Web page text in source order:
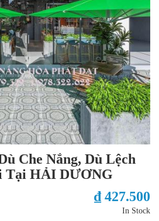
Che Nắng, Dù Lệch
Tại HẢI DƯƠNG
₫ 427.500
In Stock